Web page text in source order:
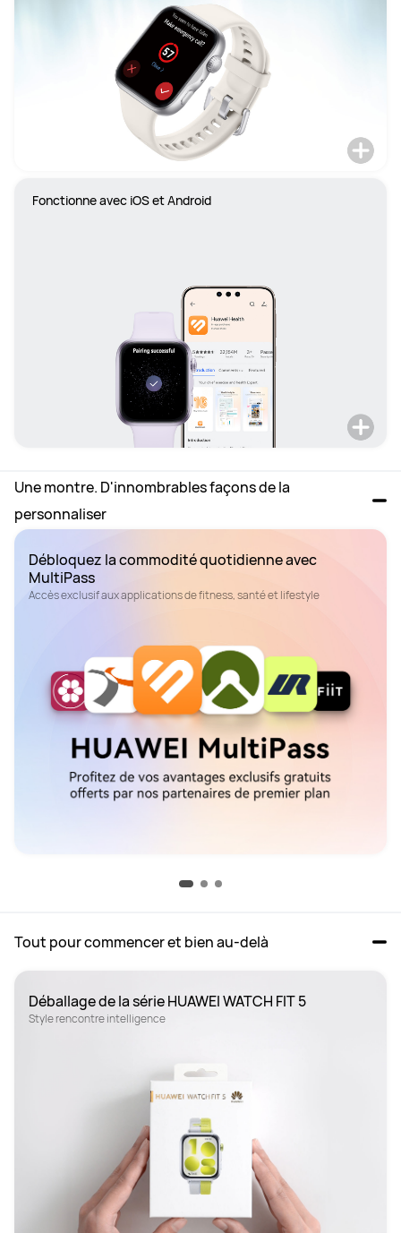
Fonctionne avec iOS et Android
Une montre. D'innombrables façons de la
personnaliser
Débloquez la commodité quotidienne avec
Accès exclusif aux applications de fitness, santé et lifestyle
Tout pour commencer et bien au-delà
Style rencontre intelligence